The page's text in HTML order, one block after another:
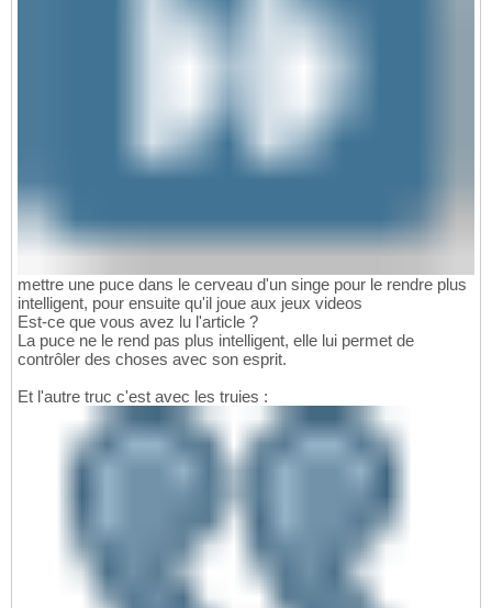
mettre une puce dans le cerveau d'un singe pour le rendre plus
intelligent, pour ensuite qu'il joue aux jeux videos
Est-ce que vous avez lu l'article ?
La puce ne le rend pas plus intelligent, elle lui permet de
contrôler des choses avec son esprit.
Et l'autre truc c'est avec les truies :